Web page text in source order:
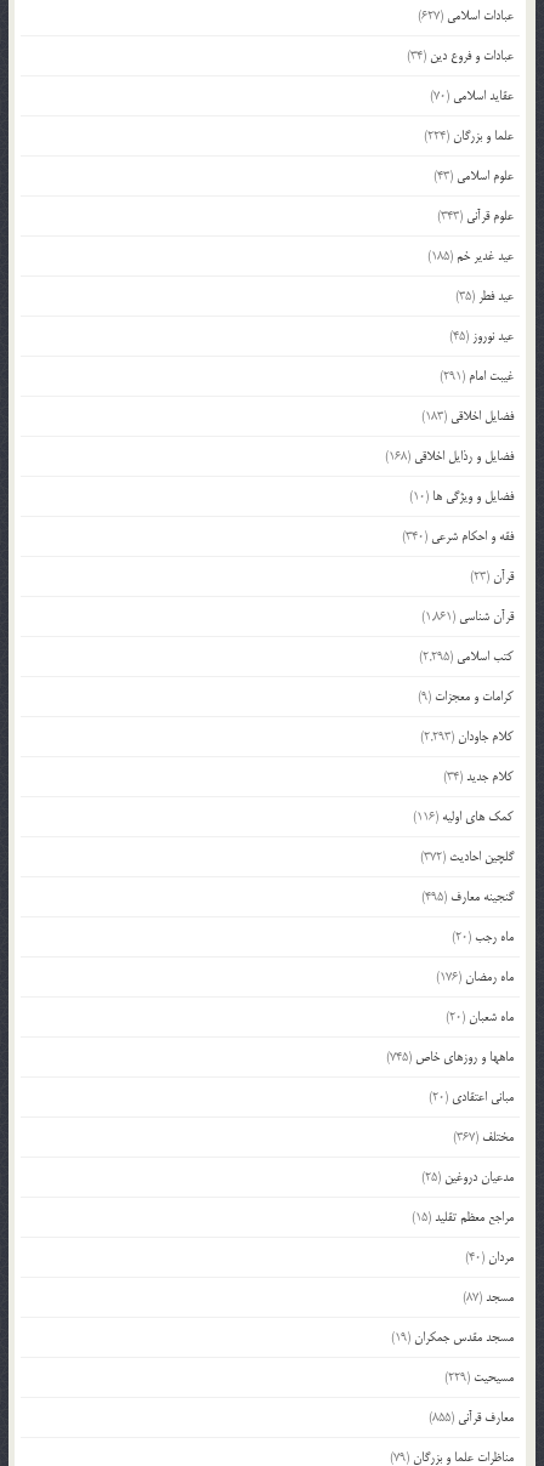
عبادات اسلامی (627)
عبادات و فروع دین (34)
عقاید اسلامی (70)
علما و بزرگان(224)
علوم اسلامی (43)
علوم قرآنی (343)
عید غدیر خم(185)
عید فطر (35)
عید نوروز (45)
غیبت امام (291)
فضایل اخلاقی (183)
فضایل و رذایل اخلاقی (168)
فضایل و ویژگی ها (10)
فقه و احکام شرعی (340)
قرآن(23)
قرآن شناسی (1,861)
کتب اسلامی (2,295)
کرامات و معجزات (9)
کلام جاودان(2,293)
کلام جدید(34)
کمک های اولیه (116)
گلچین احادیث (372)
گنجینه معارف (495)
ماه رجب(20)
ماه رمضان(176)
ماه شعبان(20)
ماهها و روزهای خاص (745)
مبانی اعتقادی (20)
مختلف (367)
مدعیان دروغین (25)
مراجع معظم تقلید(15)
مردان(40)
مسجد(87)
مسجد مقدس جمکران(19)
مسیحیت (229)
معارف قرآنی (855)
مناظرات علما و بزرگان(79)